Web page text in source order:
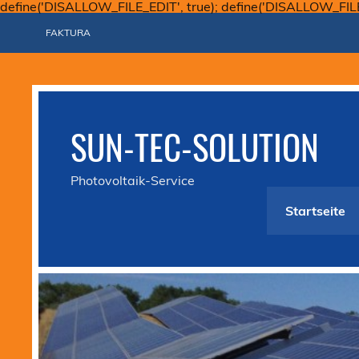
define('DISALLOW_FILE_EDIT', true);
FAKTURA
SUN-TEC-SOLUTION
Photovoltaik-Service
Startseite